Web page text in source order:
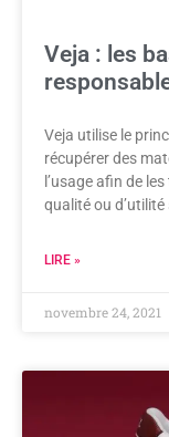
Veja : les
Veja utilise le
récupérer des
l’usage afin de
qualité ou d’utilité
LIRE »
novembre 24, 2021